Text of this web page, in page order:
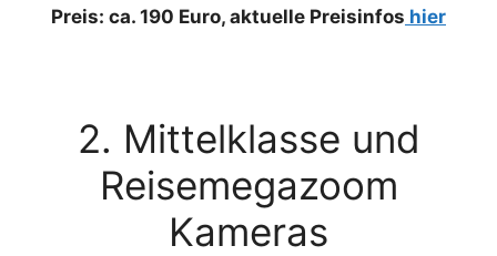
Preis: ca. 190 Euro, aktuelle Preisinfos hier
2. Mittelklasse und
Reisemegazoom
Kameras